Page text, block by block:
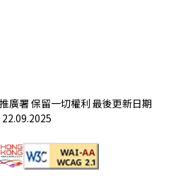
廣署 保留一切權利 最後更新日期
22.09.2025